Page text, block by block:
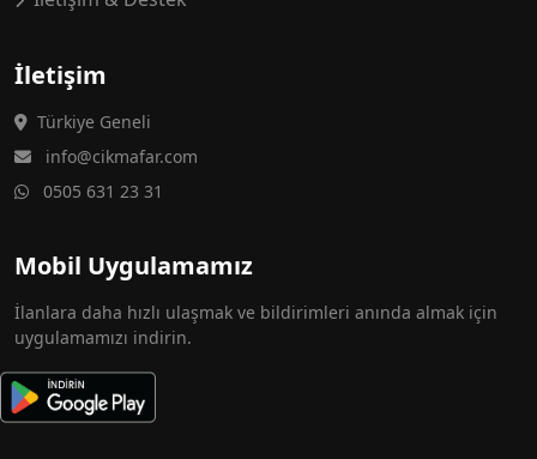
İletişim
Türkiye Geneli
info@cikmafar.com
0505 631 23 31
Mobil Uygulamamız
İlanlara daha hızlı ulaşmak ve bildirimleri anında almak için
uygulamamızı indirin.